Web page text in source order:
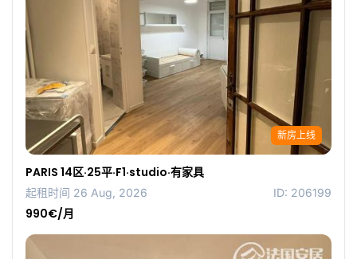
新房上线
PARIS 14区·25平·F1·studio·有家具
起租时间 26 Aug, 2026 ID: 206199
990€/月